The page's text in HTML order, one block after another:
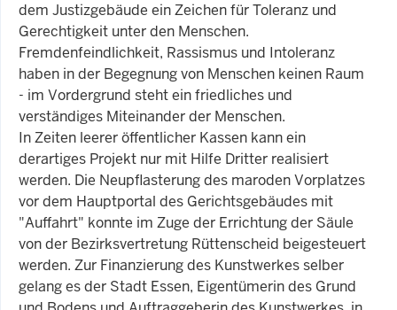
dem Justizgebäude ein Zeichen für Toleranz und
Gerechtigkeit unter den Menschen.
Fremdenfeindlichkeit, Rassismus und Intoleranz
haben in der Begegnung von Menschen keinen Raum
- im Vordergrund steht ein friedliches und
verständiges Miteinander der Menschen.
In Zeiten leerer öffentlicher Kassen kann ein
derartiges Projekt nur mit Hilfe Dritter realisiert
werden. Die Neupflasterung des maroden Vorplatzes
vor dem Hauptportal des Gerichtsgebäudes mit
"Auffahrt" konnte im Zuge der Errichtung der Säule
von der Bezirksvertretung Rüttenscheid beigesteuert
werden. Zur Finanzierung des Kunstwerkes selber
gelang es der Stadt Essen, Eigentümerin des Grund